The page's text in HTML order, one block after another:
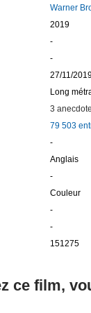
Warner
2019
-
-
27/11/
Long
3
79 503
-
Anglais
-
Couleur
-
-
151275
ce film,